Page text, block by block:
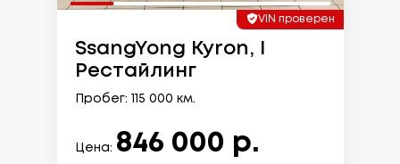
VIN проверен
SsangYong Kyron, I
Рестайлинг
Пробег: 115 000 км.
Цена: 846 000 р.